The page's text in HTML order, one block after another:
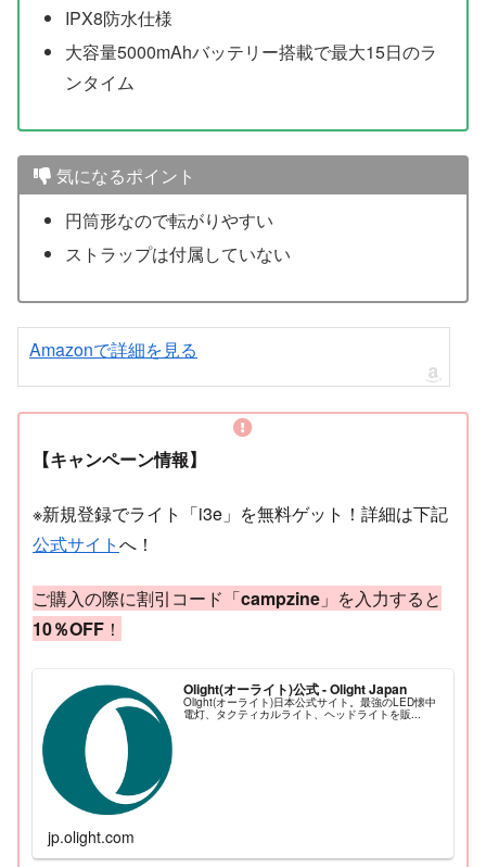
IPX8防水仕様
大容量5000mAhバッテリー搭載で最大15日のラ
ンタイム
気になるポイント
円筒形なので転がりやすい
ストラップは付属していない
Amazonで詳細を見る
【キャンペーン情報】
※新規登録でライト「i3e」を無料ゲット！詳細は下記
公式サイトへ！
ご購入の際に割引コード「campzine 」を入力すると
10％OFF ！
Olight(オーライト)公式 - Olight Japan
Olight(オーライト)日本公式サイト。最強のLED懐中
電灯、タクティカルライト、ヘッドライトを販...
jp.olight.com